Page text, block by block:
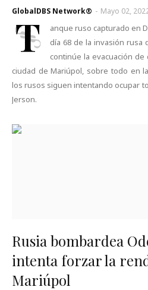
GlobalDBS Network® - Mayo 02,
T
anque ruso capturado en
día 68 de la invasión rusa
continúe la evacuación
ciudad de Mariúpol, sobre todo en
los rusos siguen intentando ocupar
Jerson.
Rusia bombardea
intenta forzar la
Mariúpol